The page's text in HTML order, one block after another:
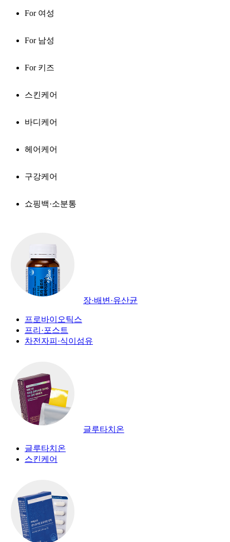
For 여성
For 남성
For 키즈
스킨케어
바디케어
헤어케어
구강케어
쇼핑백·소분통
장·배변·유산균
프로바이오틱스
프리·포스트
차전자피·식이섬유
글루타치온
글루타치온
스킨케어